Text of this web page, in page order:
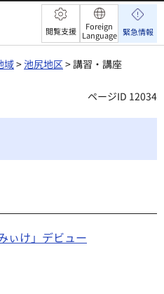
閲覧支援
Foreign
Language 緊急情報
域>池尻地区> 講習・講座
ページID 12034
ぃけ」デビュー